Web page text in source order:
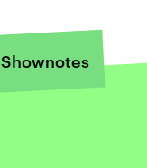
Shownotes